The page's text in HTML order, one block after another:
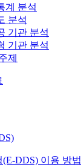
계 분석
분석
기관 분석
기관 분석
제
DDS) 이용 방법